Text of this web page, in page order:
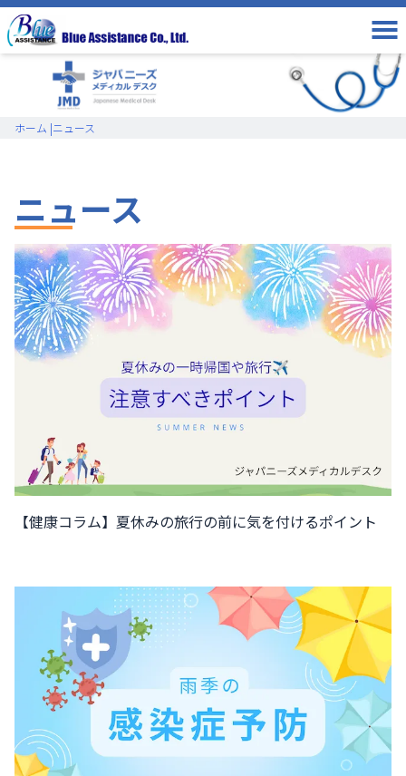
ホーム |ニュース
ニュース
【健康コラム】夏休みの旅行の前に気を付けるポイント